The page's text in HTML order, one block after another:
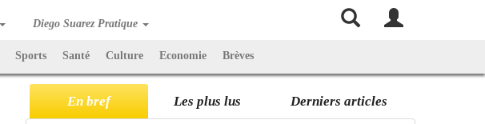
Diego Suarez Pratique
Sports Santé Culture Economie Brèves
En bref Les plus lus Derniers articles